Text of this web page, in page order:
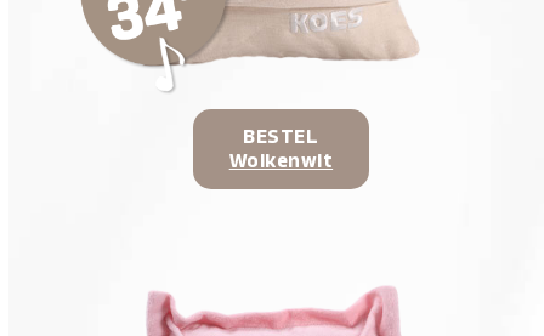
BESTEL
Wolkenwit